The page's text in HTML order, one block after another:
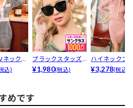
ネックボ
ミニワ
込)
ブラックスタッズ
サングラス
¥1,980(税込)
ハイネックゴ
ドボタン長袖
¥3,278(税込)
めです